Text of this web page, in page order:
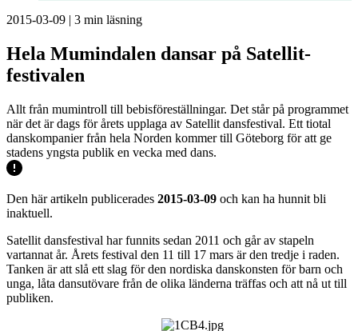
2015-03-09 | 3 min läsning
Hela Mumindalen dansar på Satellit-
festivalen
Allt från mumintroll till bebisföreställningar. Det står på programmet
när det är dags för årets upplaga av Satellit dansfestival. Ett tiotal
danskompanier från hela Norden kommer till Göteborg för att ge
stadens yngsta publik en vecka med dans.
Den här artikeln publicerades 2015-03-09 och kan ha hunnit bli
inaktuell.
Satellit dansfestival har funnits sedan 2011 och går av stapeln
vartannat år. Årets festival den 11 till 17 mars är den tredje i raden.
Tanken är att slå ett slag för den nordiska danskonsten för barn och
unga, låta dansutövare från de olika länderna träffas och att nå ut till
publiken.